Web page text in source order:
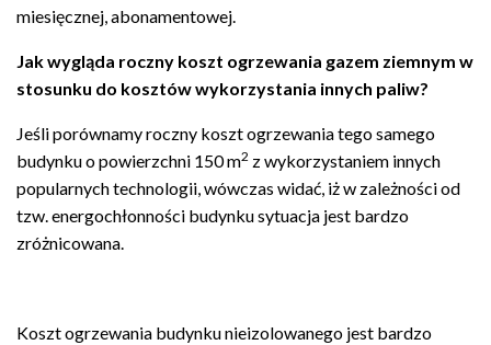
miesięcznej, abonamentowej.
Jakwygląda roczny koszt ogrzewania gazem ziemnym w
stosunku do kosztówwykorzystania innych paliw?
Jeśli porównamy roczny koszt ogrzewania tego samego
budynku o powierzchni 150 m2 z wykorzystaniem innych
popularnych technologii, wówczas widać, iż w zależności od
tzw. energochłonności budynku sytuacja jest bardzo
zróżnicowana.
Koszt ogrzewania budynku nieizolowanego jest bardzo